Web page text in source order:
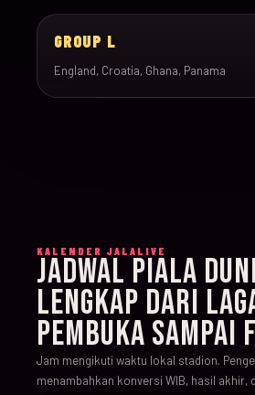
GROUP L
England, Croatia, Ghana, Panama
KALENDER JALALIVE
JADWAL PIALA
LENGKAP DARI
PEMBUKA SAMPAI
Jam mengikuti waktu lokal stadion.
menambahkan konversi WIB, hasil akhir,